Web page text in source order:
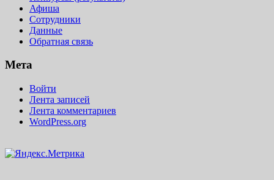
Афиша
Сотрудники
Данные
Обратная связь
Мета
Войти
Лента записей
Лента комментариев
WordPress.org